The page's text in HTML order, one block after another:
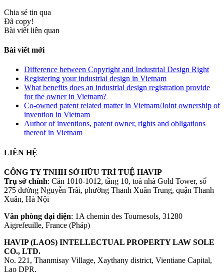
Chia sẻ tin qua
Đã copy!
Bài viết liên quan
Bài viết mới
Difference between Copyright and Industrial Design Right
Registering your industrial design in Vietnam
What benefits does an industrial design registration provide
for the owner in Vietnam?
Co-owned patent related matter in Vietnam/Joint ownership of
invention in Vietnam
Author of inventions, patent owner, rights and obligations
thereof in Vietnam
LIÊN HỆ
CÔNG TY TNHH SỞ HỮU TRÍ TUỆ HAVIP
Trụ sở chính: Căn 1010-1012, tầng 10, toà nhà Gold Tower, số
275 đường Nguyễn Trãi, phường Thanh Xuân Trung, quận Thanh
Xuân, Hà Nội
Văn phòng đại diện: 1A chemin des Tournesols, 31280
Aigrefeuille, France (Pháp)
HAVIP (LAOS) INTELLECTUAL PROPERTY LAW SOLE
CO., LTD.
No. 221, Thanmisay Village, Xaythany district, Vientiane Capital,
Lao DPR.